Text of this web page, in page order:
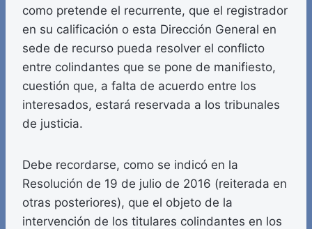
como pretende el recurrente, que el registrador
en su calificación o esta Dirección General en
sede de recurso pueda resolver el conflicto
entre colindantes que se pone de manifiesto,
cuestión que, a falta de acuerdo entre los
interesados, estará reservada a los tribunales
de justicia.
Debe recordarse, como se indicó en la
Resolución de 19 de julio de 2016 (reiterada en
otras posteriores), que el objeto de la
intervención de los titulares colindantes en los